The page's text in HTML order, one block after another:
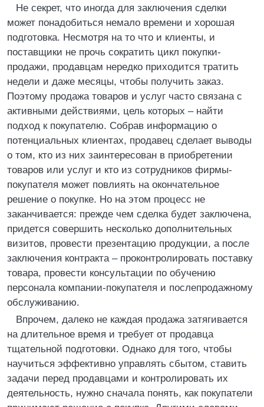
Не секрет, что иногда для заключения сделки
может понадобиться немало времени и хорошая
подготовка. Несмотря на то что и клиенты, и
поставщики не прочь сократить цикл покупки-
продажи, продавцам нередко приходится тратить
недели и даже месяцы, чтобы получить заказ.
Поэтому продажа товаров и услуг часто связана с
активными действиями, цель которых – найти
подход к покупателю. Собрав информацию о
потенциальных клиентах, продавец сделает выводы
о том, кто из них заинтересован в приобретении
товаров или услуг и кто из сотрудников фирмы-
покупателя может повлиять на окончательное
решение о покупке. Но на этом процесс не
заканчивается: прежде чем сделка будет заключена,
придется совершить несколько дополнительных
визитов, провести презентацию продукции, а после
заключения контракта – проконтролировать поставку
товара, провести консультации по обучению
персонала компании-покупателя и послепродажному
обслуживанию.
Впрочем, далеко не каждая продажа затягивается
на длительное время и требует от продавца
тщательной подготовки. Однако для того, чтобы
научиться эффективно управлять сбытом, ставить
задачи перед продавцами и контролировать их
деятельность, нужно сначала понять, как покупатели